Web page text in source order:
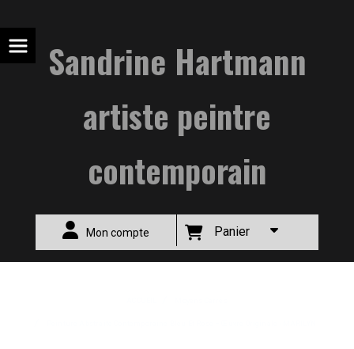
Sandrine Hartmann
artiste peintre
contemporain
Mon compte Panier